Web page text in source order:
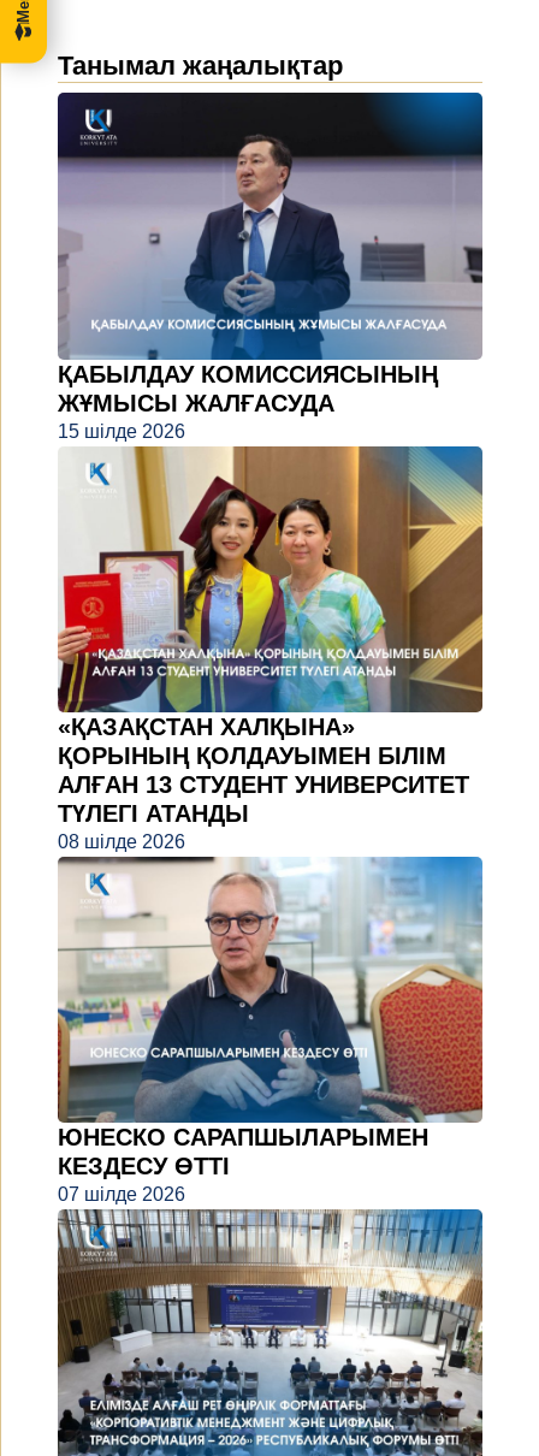
Танымал жаңалықтар
ҚАБЫЛДАУ КОМИССИЯСЫНЫҢ
ЖҰМЫСЫ ЖАЛҒАСУДА
15 шілде 2026
«ҚАЗАҚСТАН ХАЛҚЫНА»
ҚОРЫНЫҢ ҚОЛДАУЫМЕН БІЛІМ
АЛҒАН 13 СТУДЕНТ УНИВЕРСИТЕТ
ТҮЛЕГІ АТАНДЫ
08 шілде 2026
ЮНЕСКО САРАПШЫЛАРЫМЕН
КЕЗДЕСУ ӨТТІ
07 шілде 2026